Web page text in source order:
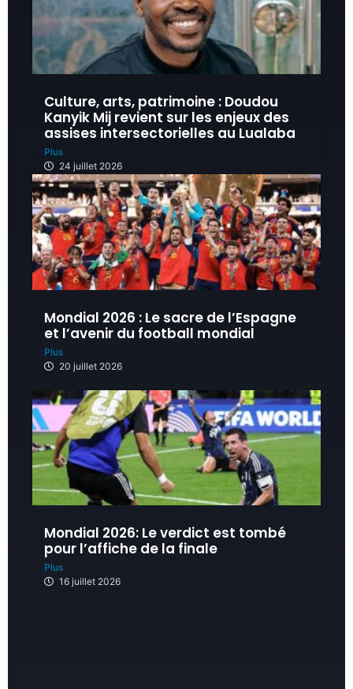
Culture, arts, patrimoine : Doudou
Kanyik Mij revient sur les enjeux des
assises intersectorielles au Lualaba
Plus
24 juillet 2026
Mondial 2026 : Le sacre de l’Espagne
et l’avenir du football mondial
Plus
20 juillet 2026
Mondial 2026: Le verdict est tombé
pour l’affiche de la finale
Plus
16 juillet 2026